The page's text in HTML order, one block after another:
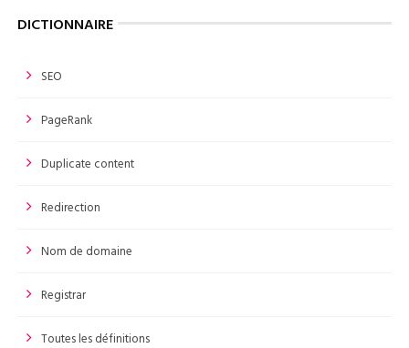
DICTIONNAIRE
SEO
PageRank
Duplicate content
Redirection
Nom de domaine
Registrar
Toutes les définitions